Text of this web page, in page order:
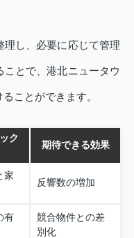
理し、必要に応じて管理
とで、港北ニュータウ
ことができます。
ク
期待できる効果
家
反響数の増加
有
競合物件との差
別化